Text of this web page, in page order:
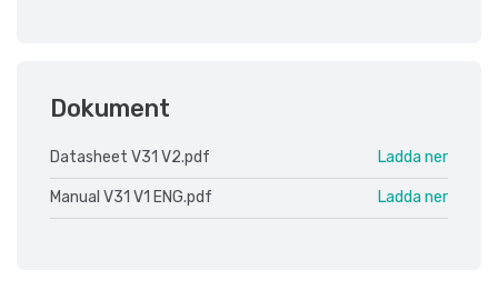
Dokument
Datasheet V31 V2.pdf Ladda ner
Manual V31 V1 ENG.pdf Ladda ner